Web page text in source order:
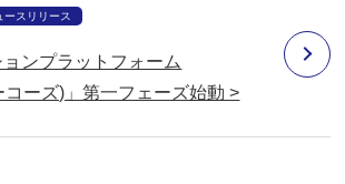
ースリリース
ンプラットフォーム
コーズ)」第一フェーズ始動 >